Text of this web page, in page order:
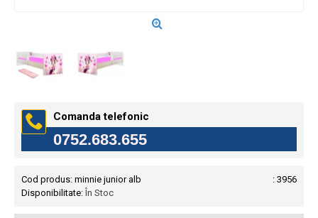
Comanda telefonic
0752.683.655
: 3956
Cod produs: minnie junior alb
Disponibilitate:În Stoc